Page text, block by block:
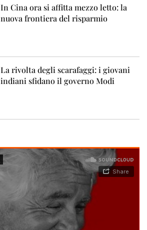
In Cina ora si affitta mezzo letto: la
nuova frontiera del risparmio
La rivolta degli scarafaggi: i giovani
indiani sfidano il governo Modi